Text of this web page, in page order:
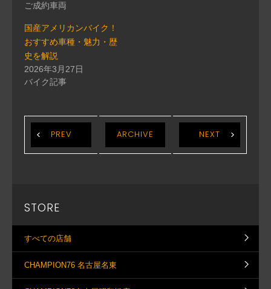
ご成約車両
国産アメリカンバイク！
おすすめ車種・魅力・歴
史を解説
2026年3月27日
バイク記事
PREV ARCHIVE NEXT
STORE
すべての店舗
CHAMPION76 名古屋名東